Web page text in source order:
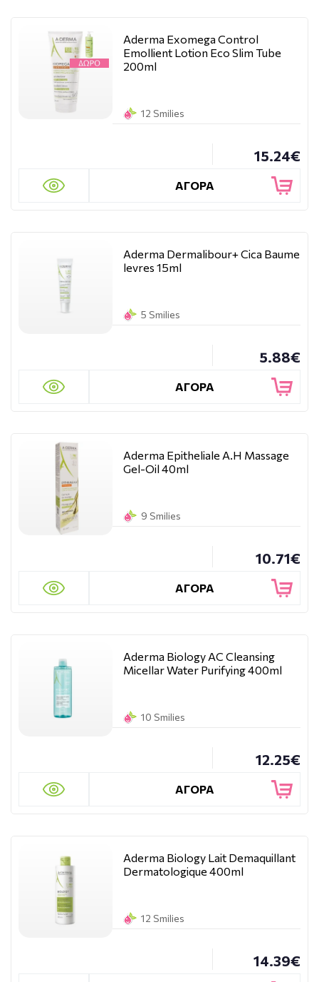
Aderma Exomega Control
Emollient Lotion Eco Slim Tube
200ml
12 Smilies
15.24€
ΑΓΟΡΑ
Aderma Dermalibour+ Cica Baume
levres 15ml
5 Smilies
5.88€
ΑΓΟΡΑ
Aderma Epitheliale A.H Massage
Gel-Oil 40ml
9 Smilies
10.71€
ΑΓΟΡΑ
Aderma Biology AC Cleansing
Micellar Water Purifying 400ml
10 Smilies
12.25€
ΑΓΟΡΑ
Aderma Biology Lait Demaquillant
Dermatologique 400ml
12 Smilies
14.39€